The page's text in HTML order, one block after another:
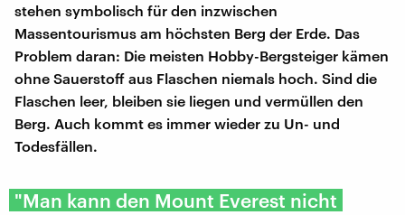
stehen symbolisch für den inzwischen
Massentourismus am höchsten Berg der Erde. Das
Problem daran: Die meisten Hobby-Bergsteiger kämen
ohne Sauerstoff aus Flaschen niemals hoch. Sind die
Flaschen leer, bleiben sie liegen und vermüllen den
Berg. Auch kommt es immer wieder zu Un- und
Todesfällen.
"Man kann den Mount Everest nicht